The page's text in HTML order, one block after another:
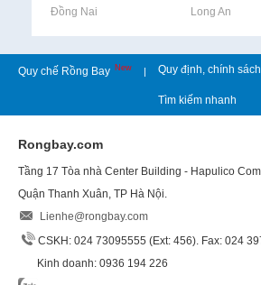
Rao vặt tại Đồng Nai Rao vặt tại Long An
Quy chế Rồng Bay New | Quy định, chính
Tìm kiếm nhanh
Rongbay.com
Tầng 17 Tòa nhà Center Building - Hapulico
Quận Thanh Xuân, TP Hà Nội.
Lienhe@rongbay.com
CSKH: 024 73095555 (Ext: 456). Fax: 024
Kinh doanh: 0936 194 226